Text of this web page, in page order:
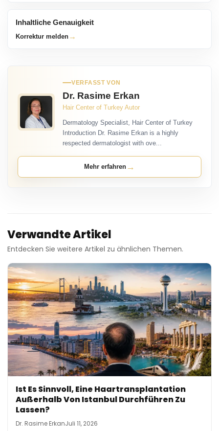
Inhaltliche Genauigkeit
Korrektur melden →
VERFASST VON
Dr. Rasime Erkan
Hair Center of Turkey Autor
Dermatology Specialist, Hair Center of Turkey
Introduction Dr. Rasime Erkan is a highly
respected dermatologist with ove...
Mehr erfahren →
Verwandte Artikel
Entdecken Sie weitere Artikel zu ähnlichen Themen.
Ist Es Sinnvoll, Eine Haartransplantation
Außerhalb Von Istanbul Durchführen Zu
Lassen?
Dr. Rasime ErkanJuli 11, 2026